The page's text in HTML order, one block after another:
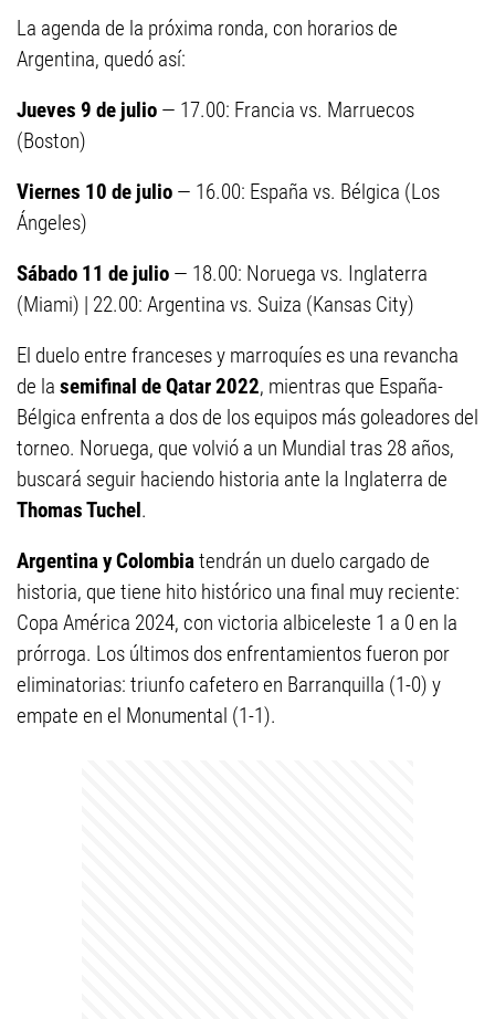
La agenda de la próxima ronda, con horarios de
Argentina, quedó así:
Jueves 9 de julio — 17.00: Francia vs. Marruecos
(Boston)
Viernes 10 de julio — 16.00: España vs. Bélgica (Los
Ángeles)
Sábado 11 de julio — 18.00: Noruega vs. Inglaterra
(Miami) | 22.00: Argentina vs. Suiza (Kansas City)
El duelo entre franceses y marroquíes es una revancha
de la semifinal de Qatar 2022, mientras que España-
Bélgica enfrenta a dos de los equipos más goleadores del
torneo. Noruega, que volvió a un Mundial tras 28 años,
buscará seguir haciendo historia ante la Inglaterra de
Thomas Tuchel.
Argentina y Colombiatendrán un duelo cargado de
historia, que tiene hito histórico una final muy reciente:
Copa América 2024, con victoria albiceleste 1 a 0 en la
prórroga. Los últimos dos enfrentamientos fueron por
eliminatorias: triunfo cafetero en Barranquilla (1-0) y
empate en el Monumental (1-1).